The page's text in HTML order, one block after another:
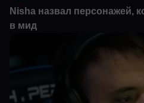
Nisha назвал персонажей,
в мид